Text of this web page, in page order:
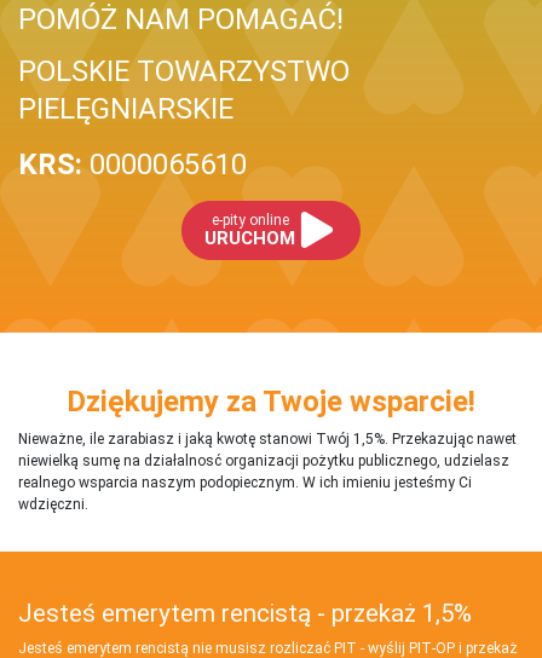
POMÓŻ NAM POMAGAĆ!
POLSKIE TOWARZYSTWO
PIELĘGNIARSKIE
KRS: 0000065610
e-pity online
URUCHOM
Dziękujemy za Twoje wsparcie!
Nieważne, ile zarabiasz i jaką kwotę stanowi Twój 1,5%. Przekazując nawet
niewielką sumę na działalnosć organizacji pożytku publicznego, udzielasz
realnego wsparcia naszym podopiecznym. W ich imieniu jesteśmy Ci
wdzięczni.
Jesteś emerytem rencistą - przekaż 1,5%
Jesteś emerytem rencistą nie musisz rozliczać PIT - wyślij PIT‑OP i przekaż